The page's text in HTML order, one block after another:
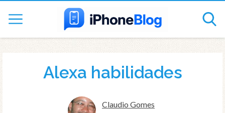
Alexa habilidades
Claudio Gomes